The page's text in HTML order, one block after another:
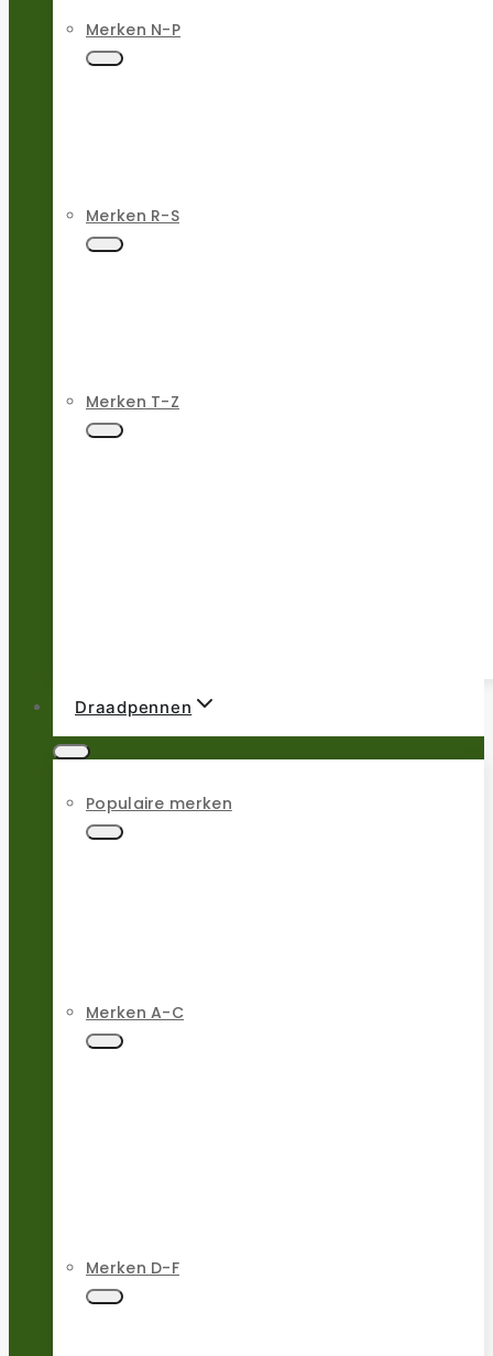
Merken N-P
Merken R-S
Merken T-Z
Draadpennen
Populaire merken
Merken A-C
Merken D-F